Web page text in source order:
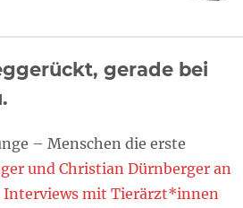
gerade bei
– Menschen die erste
und Christian Dürnberger an
Interviews mit Tierärzt*innen